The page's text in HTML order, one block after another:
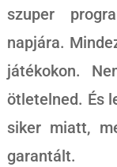
szuper
napjára.
játékokon.
ötletelned. És
siker miatt,
garantált.